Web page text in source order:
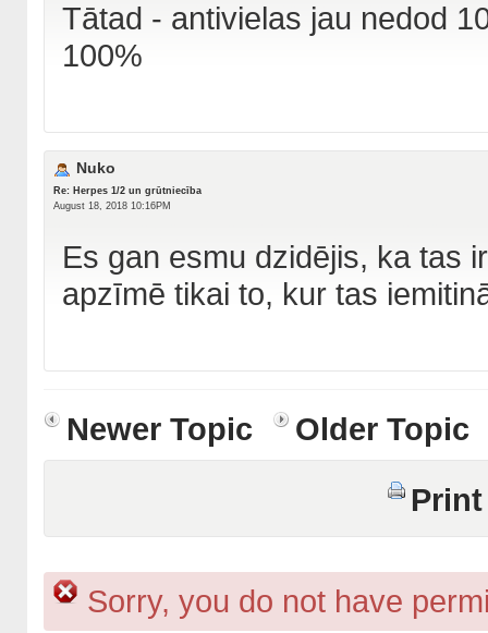
Tātad - antivielas jau nedod
100%
Nuko
Re: Herpes 1/2 un grūtniecība
August 18, 2018 10:16PM
Es gan esmu dzidējis, ka tas
apzīmē tikai to, kur tas
Newer Topic
Older Topic
Sorry, you do not have